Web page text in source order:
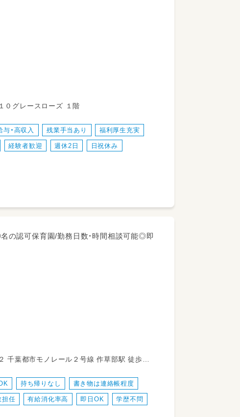
ムツ交換等）、書類作成や行事計画等の保育
ーしますのでご安心下さい♪
０グレースローズ １階
与・高収入 残業手当あり 福利厚生充実
経験者歓迎 週休2日 日祝休み
の認可保育園/勤務日数・時間相談可能◎即
、食事介助やオムツ交換等）
ーしますのでご安心下さい♪
５
持ち帰りなし 書き物は連絡帳程度
担任 有給消化率高 即日OK 学歴不問